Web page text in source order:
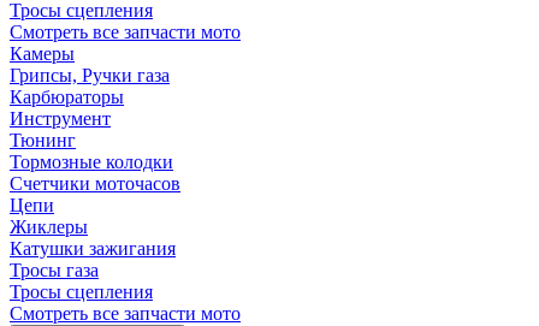
Тросы сцепления
Смотреть все запчасти мото
Камеры
Грипсы, Ручки газа
Карбюраторы
Инструмент
Тюнинг
Тормозные колодки
Счетчики моточасов
Цепи
Жиклеры
Катушки зажигания
Тросы газа
Тросы сцепления
Смотреть все запчасти мото